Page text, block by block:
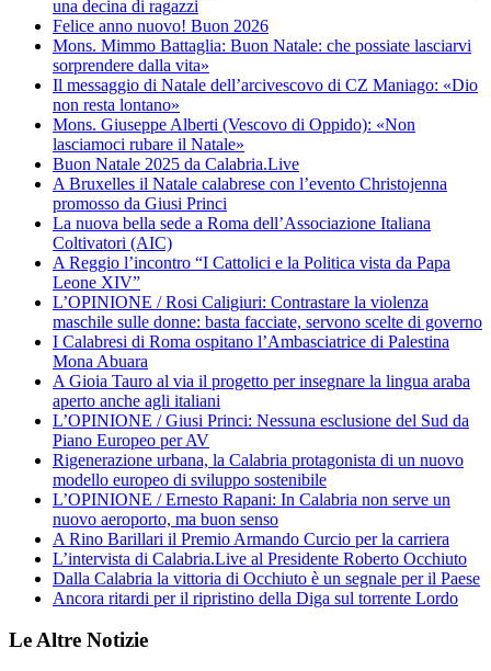
una decina di ragazzi
Felice anno nuovo! Buon 2026
Mons. Mimmo Battaglia: Buon Natale: che possiate lasciarvi
sorprendere dalla vita»
Il messaggio di Natale dell’arcivescovo di CZ Maniago: «Dio
non resta lontano»
Mons. Giuseppe Alberti (Vescovo di Oppido): «Non
lasciamoci rubare il Natale»
Buon Natale 2025 da Calabria.Live
A Bruxelles il Natale calabrese con l’evento Christojenna
promosso da Giusi Princi
La nuova bella sede a Roma dell’Associazione Italiana
Coltivatori (AIC)
A Reggio l’incontro “I Cattolici e la Politica vista da Papa
Leone XIV”
L’OPINIONE / Rosi Caligiuri: Contrastare la violenza
maschile sulle donne: basta facciate, servono scelte di governo
I Calabresi di Roma ospitano l’Ambasciatrice di Palestina
Mona Abuara
A Gioia Tauro al via il progetto per insegnare la lingua araba
aperto anche agli italiani
L’OPINIONE / Giusi Princi: Nessuna esclusione del Sud da
Piano Europeo per AV
Rigenerazione urbana, la Calabria protagonista di un nuovo
modello europeo di sviluppo sostenibile
L’OPINIONE / Ernesto Rapani: In Calabria non serve un
nuovo aeroporto, ma buon senso
A Rino Barillari il Premio Armando Curcio per la carriera
L’intervista di Calabria.Live al Presidente Roberto Occhiuto
Dalla Calabria la vittoria di Occhiuto è un segnale per il Paese
Ancora ritardi per il ripristino della Diga sul torrente Lordo
Le Altre Notizie